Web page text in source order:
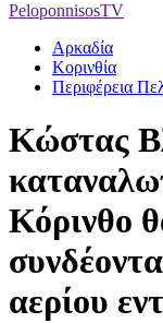
PeloponnisosTV
Αρκαδία
Κορινθία
Περιφέρεια
Κώστας
Κόρινθο
αερίου